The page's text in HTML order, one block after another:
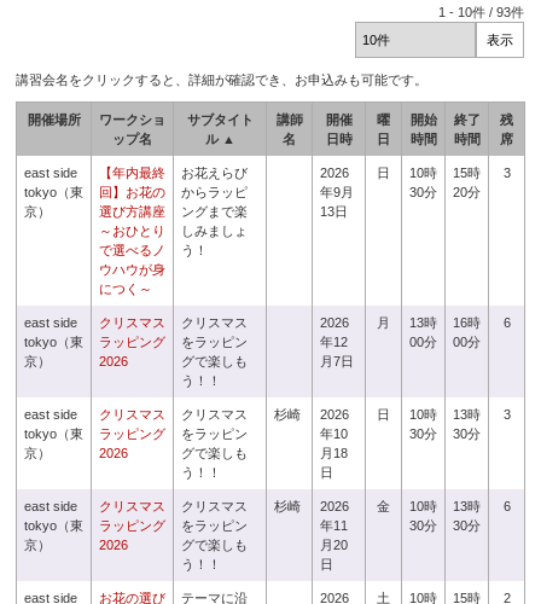
1 - 10件 /93件
講習会名をクリックすると、詳細が確認でき、お申込みも可能です。
開催場所
ワークショ
ップ名
サブタイト
ル ▲
講師
名
開催
日時
曜
日
開始
時間
終了
時間
残
席
east side
tokyo（東
京）
【年内最終
回】お花の
選び方講座
～おひとり
で選べるノ
ウハウが身
につく～
お花えらび
からラッピ
ングまで楽
しみましょ
う！
2026
年9月
13日
日
10時
30分
15時
20分
3
east side
tokyo（東
京）
クリスマス
ラッピング
2026
クリスマス
をラッピン
グで楽しも
う！！
2026
年12
月7日
月
13時
00分
16時
00分
6
east side
tokyo（東
京）
クリスマス
ラッピング
2026
クリスマス
をラッピン
グで楽しも
う！！
杉崎
2026
年10
月18
日
日
10時
30分
13時
30分
3
east side
tokyo（東
京）
クリスマス
ラッピング
2026
クリスマス
をラッピン
グで楽しも
う！！
杉崎
2026
年11
月20
日
金
10時
30分
13時
30分
6
east side
お花の選び
テーマに沿
2026
土
10時
15時
2